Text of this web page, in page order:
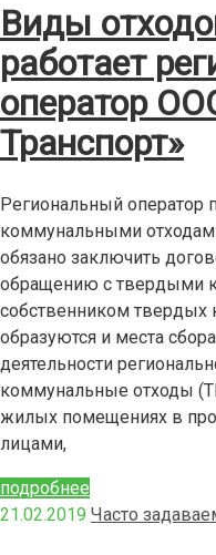
Виды
работает
оператор
Транспорт»
Региональный
коммунальными
обязано заключить
обращению с твердыми
собственником твердых
образуются и места
деятельности
коммунальные отходы
жилых помещениях в
лицами,
подробнее
21.02.2019 Часто